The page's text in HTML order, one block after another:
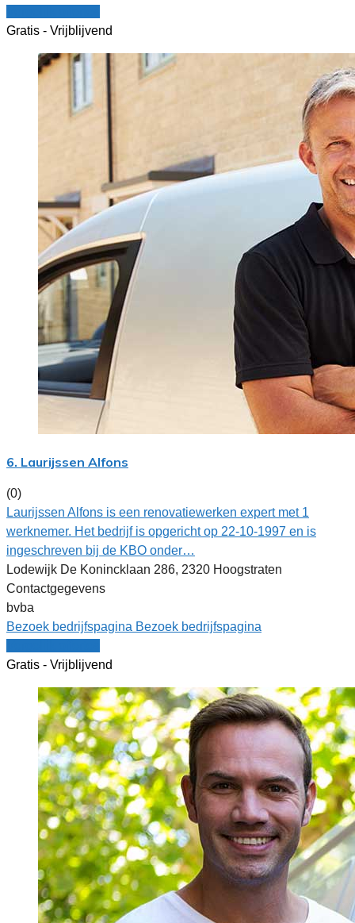
Gratis - Vrijblijvend
6. Laurijssen Alfons
(0)
Laurijssen Alfons is een renovatiewerken expert met 1
werknemer. Het bedrijf is opgericht op 22-10-1997 en is
ingeschreven bij de KBO onder…
Lodewijk De Konincklaan 286, 2320 Hoogstraten
Contactgegevens
bvba
Bezoek bedrijfspagina Bezoek bedrijfspagina
Gratis - Vrijblijvend